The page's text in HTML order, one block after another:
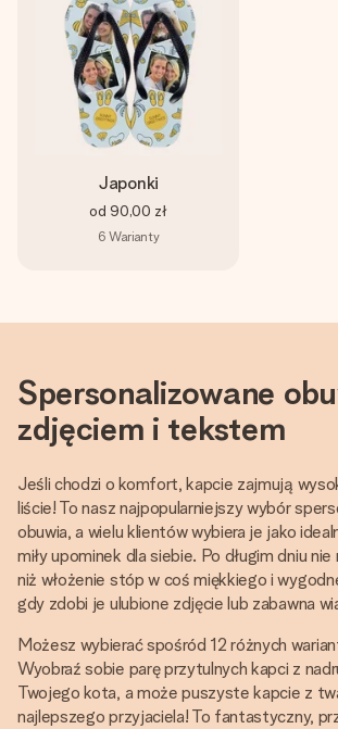
Japonki
od 90,00 zł
6 Warianty
Spersonalizowane
zdjęciem i tekstem
Jeśli chodzi o komfort, kapcie zajmują
liście! To nasz najpopularniejszy wybór
obuwia, a wielu klientów wybiera je jako
miły upominek dla siebie. Po długim dniu
niż włożenie stóp w coś miękkiego i
gdy zdobi je ulubione zdjęcie lub zabawna
Możesz wybierać spośród 12 różnych
Wyobraź sobie parę przytulnych kapci z
Twojego kota, a może puszyste kapcie z
najlepszego przyjaciela! To fantastyczny,